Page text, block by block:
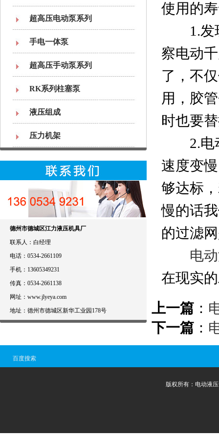
超高压电动泵系列
手电一体泵
超高压手动泵系列
RK系列柱塞泵
液压组成
压力机架
德州市德城区江力液压机具厂
联系人：白经理
电话：0534-2661109
手机：13605349231
传真：0534-2661138
网址：www.jlyeya.com
地址：德州市德城区新华工业园178号
使用的
1.发
察电动
了，不
用，胶
时也要
2.电动
速度变
够达标
慢的话
的过滤
电
在现实
上一篇 ：
下一篇 ：
百度搜索
版权所有：电动液